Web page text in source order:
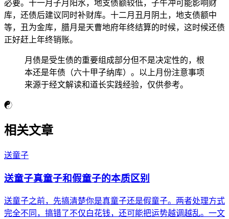
必要。十一月子月阳水，地支债额较低，子午冲可能影响财
库，还债后建议同时补财库。十二月丑月阴土，地支债额中
等，丑为金库，腊月是天曹地府年终结算的时候，这时候还债
正好赶上年终销账。
月债是受生债的重要组成部分但不是决定性的，根
本还是年债（六十甲子纳库）。以上月份注意事项
来源于经文解读和道长实践经验，仅供参考。
☯
相关文章
送童子
送童子真童子和假童子的本质区别
送童子之前，先搞清楚你是真童子还是假童子。两者处理方式
完全不同，搞错了不仅白花钱，还可能把运势越调越乱。一文